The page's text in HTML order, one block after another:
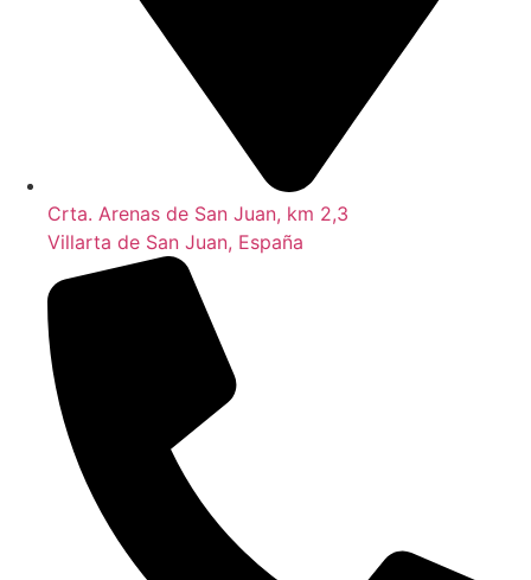
Crta. Arenas de San Juan, km 2,3
Villarta de San Juan, España